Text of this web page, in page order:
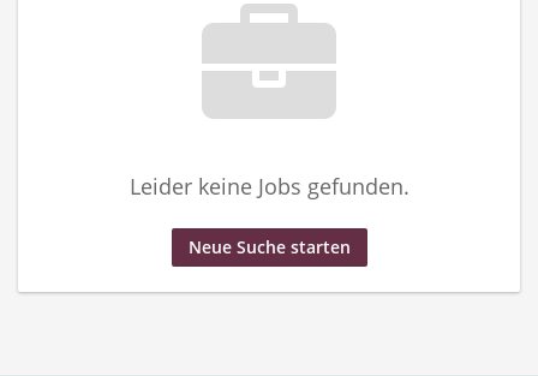
Leider keine Jobs gefunden.
Neue Suche starten